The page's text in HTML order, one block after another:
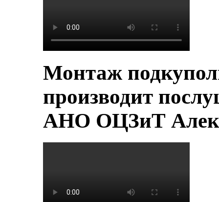
Монтаж
производит
АНО ОЦЗиТ